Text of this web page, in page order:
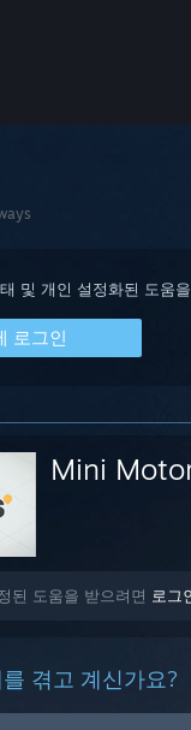
및 개인 설정화된 도움
로그인
Mini
된 도움을 받으려면 로그
겪고 계신가요?